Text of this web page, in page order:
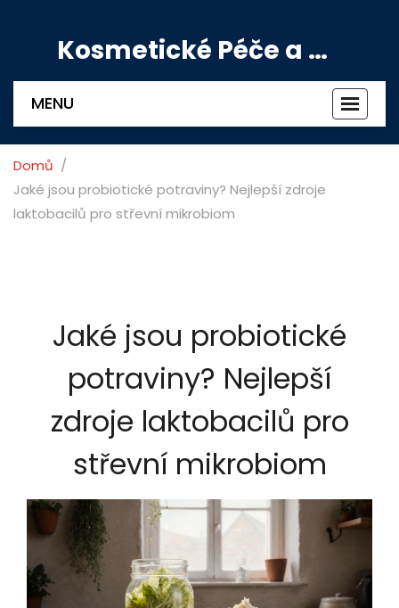
Kosmetické Péče a Výživové Doplňky
MENU
Domů
Jaké jsou probiotické potraviny? Nejlepší zdroje
laktobacilů pro střevní mikrobiom
Jaké jsou probiotické
potraviny? Nejlepší
zdroje laktobacilů pro
střevní mikrobiom